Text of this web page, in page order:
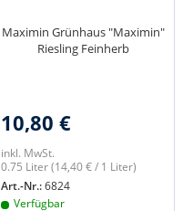
Maximin Grünhaus "Maximin"
Riesling Feinherb
10,80 €
inkl. MwSt.
0.75 Liter(14,40 € / 1 Liter)
Art.-Nr.:6824
Verfügbar